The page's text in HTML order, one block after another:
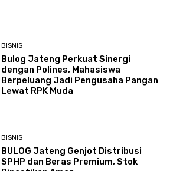
BISNIS
Bulog Jateng Perkuat Sinergi
dengan Polines, Mahasiswa
Berpeluang Jadi Pengusaha Pangan
Lewat RPK Muda
BISNIS
BULOG Jateng Genjot Distribusi
SPHP dan Beras Premium, Stok